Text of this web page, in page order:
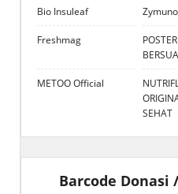
Bio Insuleaf Zymuno
Freshmag
METOO Official
SEHAT
Barcode Donasi